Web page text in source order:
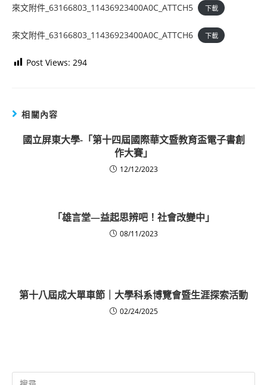
來文附件_63166803_11436923400A0C_ATTCH5 下載
來文附件_63166803_11436923400A0C_ATTCH6 下載
Post Views: 294
相關內容
國立屏東大學-「第十四屆國際華文暨教育盃電子書創
作大賽」
12/12/2023
「雄言堂—益起思辨吧！社會改變中」
08/11/2023
第十八屆成大單車節｜大學科系博覽會暨生涯探索活動
02/24/2025
Search